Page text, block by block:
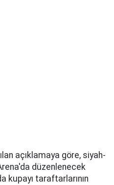
açıklamaya göre, siyah-
düzenlenecek
kupayı taraftarlarının